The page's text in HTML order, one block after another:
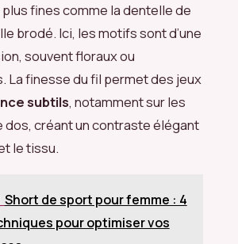
fines comme la dentelle de
brodé. Ici, les motifs sont d’une
souvent floraux ou
La finesse du fil permet des jeux
subtils, notamment sur les
dos, créant un contraste élégant
le tissu.
Short de sport pour femme : 4
pour optimiser vos